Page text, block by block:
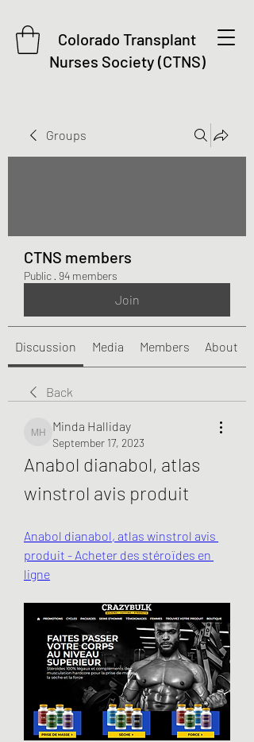
Colorado Transplant
Nurses Society (CTNS)
Groups
CTNS members
Public · 94 members
Join
Discussion Media Members About
Back
Minda Halliday
Minda Halliday
September 17, 2023
Anabol dianabol, atlas
winstrol avis produit
Anabol dianabol, atlas winstrol avis
produit - Acheter des stéroïdes en
ligne